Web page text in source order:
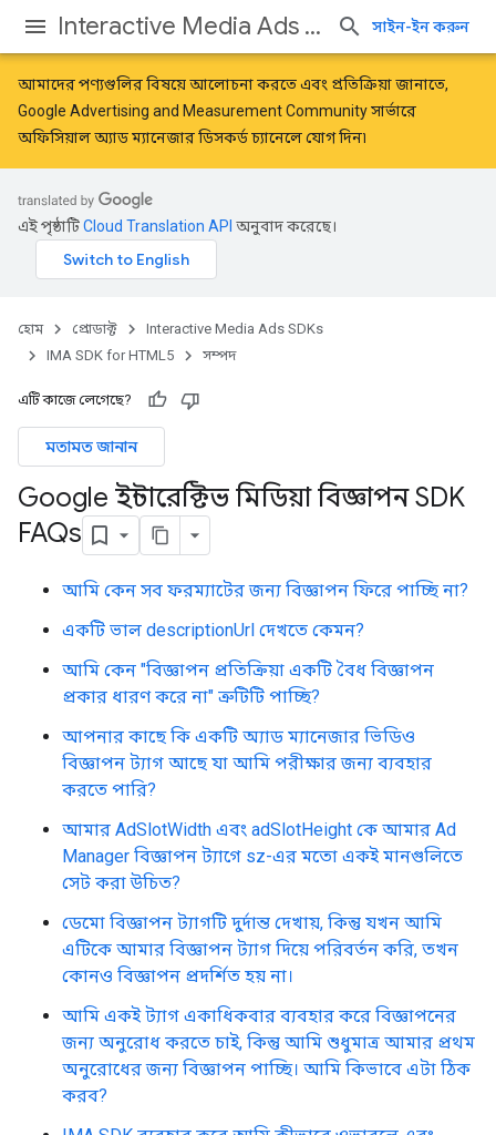
Interactive Media Ads SDKs সাইন-ইন করুন
আমাদের পণ্যগুলির বিষয়ে আলোচনা করতে এবং প্রতিক্রিয়া জানাতে,
Google Advertising and Measurement Communityসার্ভারে
অফিসিয়াল অ্যাড ম্যানেজার ডিসকর্ড চ্যানেলে যোগ দিন৷
এই পৃষ্ঠাটিCloud Translation API অনুবাদ করেছে।
হোম প্রোডাক্ট
Interactive Media Ads SDKs
IMA SDK for HTML5
সম্পদ
এটি কাজে লেগেছে?
মতামত জানান
Google ইন্টারেক্টিভ মিডিয়া বিজ্ঞাপন SDK
FAQs
আমি কেন সব ফরম্যাটের জন্য বিজ্ঞাপন ফিরে পাচ্ছি না?
একটি ভাল descriptionUrl দেখতে কেমন?
আমি কেন "বিজ্ঞাপন প্রতিক্রিয়া একটি বৈধ বিজ্ঞাপন
প্রকার ধারণ করে না" ত্রুটিটি পাচ্ছি?
আপনার কাছে কি একটি অ্যাড ম্যানেজার ভিডিও
বিজ্ঞাপন ট্যাগ আছে যা আমি পরীক্ষার জন্য ব্যবহার
করতে পারি?
আমার AdSlotWidth এবং adSlotHeight কে আমার Ad
Manager বিজ্ঞাপন ট্যাগে sz-এর মতো একই মানগুলিতে
সেট করা উচিত?
ডেমো বিজ্ঞাপন ট্যাগটি দুর্দান্ত দেখায়, কিন্তু যখন আমি
এটিকে আমার বিজ্ঞাপন ট্যাগ দিয়ে পরিবর্তন করি, তখন
কোনও বিজ্ঞাপন প্রদর্শিত হয় না।
আমি একই ট্যাগ একাধিকবার ব্যবহার করে বিজ্ঞাপনের
জন্য অনুরোধ করতে চাই, কিন্তু আমি শুধুমাত্র আমার প্রথম
অনুরোধের জন্য বিজ্ঞাপন পাচ্ছি। আমি কিভাবে এটা ঠিক
করব?